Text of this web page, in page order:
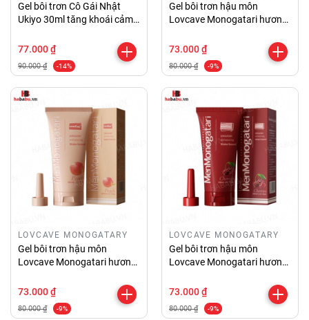
Gel bôi trơn Cô Gái Nhật
Ukiyo 30ml tăng khoái cảm
77.000 ₫
90.000 ₫ -14%
Gel bôi trơn hậu môn
Lovcave Monogatari hương
73.000 ₫
80.000 ₫ -9%
LOVCAVE MONOGATARY
Gel bôi trơn hậu môn
Lovcave Monogatari hương
73.000 ₫
80.000 ₫ -9%
LOVCAVE MONOGATARY
Gel bôi trơn hậu môn
Lovcave Monogatari hương
73.000 ₫
80.000 ₫ -9%